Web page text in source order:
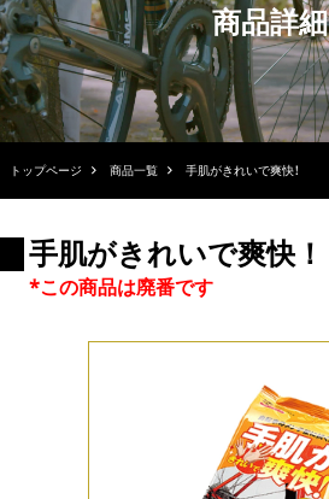
商品詳細
トップページ 商品一覧 手肌がきれいで爽快！
手肌がきれいで爽快！
*この商品は廃番です